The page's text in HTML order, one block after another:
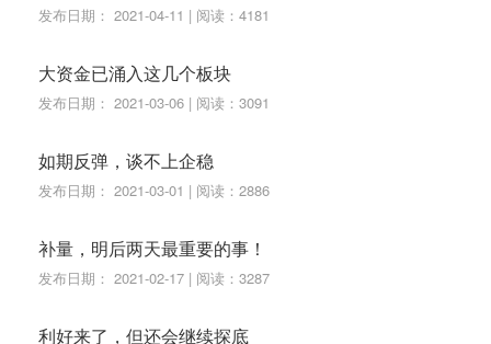
发布日期： 2021-04-11 | 阅读：4181
大资金已涌入这几个板块
发布日期： 2021-03-06 | 阅读：3091
如期反弹，谈不上企稳
发布日期： 2021-03-01 | 阅读：2886
补量，明后两天最重要的事！
发布日期： 2021-02-17 | 阅读：3287
利好来了，但还会继续探底